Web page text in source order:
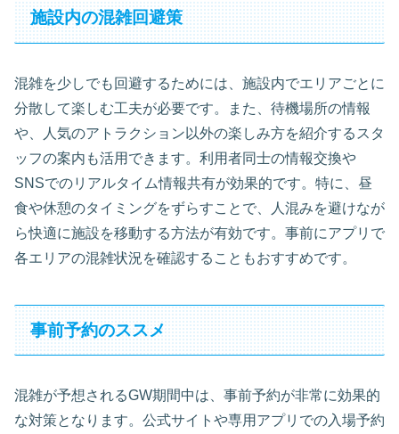
施設内の混雑回避策
混雑を少しでも回避するためには、施設内でエリアごとに
分散して楽しむ工夫が必要です。また、待機場所の情報
や、人気のアトラクション以外の楽しみ方を紹介するスタ
ッフの案内も活用できます。利用者同士の情報交換や
SNSでのリアルタイム情報共有が効果的です。特に、昼
食や休憩のタイミングをずらすことで、人混みを避けなが
ら快適に施設を移動する方法が有効です。事前にアプリで
各エリアの混雑状況を確認することもおすすめです。
事前予約のススメ
混雑が予想されるGW期間中は、事前予約が非常に効果的
な対策となります。公式サイトや専用アプリでの入場予約